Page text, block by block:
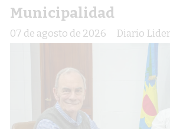
Municipalidad
Diario Lider
07 de agosto de 2026